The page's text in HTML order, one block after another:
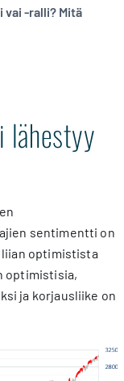
vai -ralli? Mitä
sentimentti on
liian optimistista
optimistisia,
ja korjausliike on